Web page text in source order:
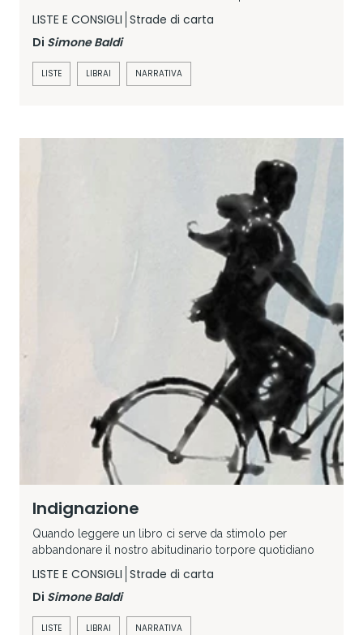
LISTE E CONSIGLI Strade di carta
Di Simone Baldi
LISTE LIBRAI NARRATIVA
Indignazione
Quando leggere un libro ci serve da stimolo per
abbandonare il nostro abitudinario torpore quotidiano
LISTE E CONSIGLI Strade di carta
Di Simone Baldi
LISTE LIBRAI NARRATIVA